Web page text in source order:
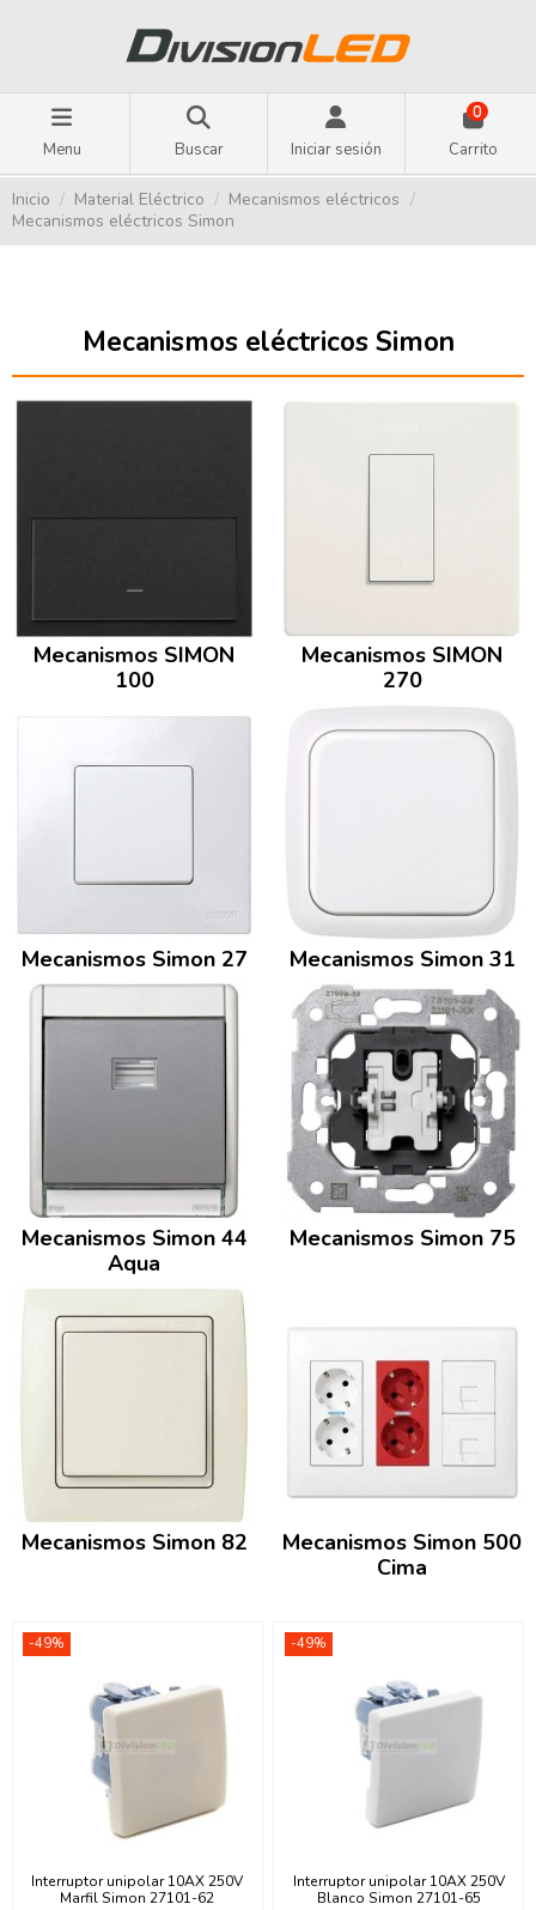
Menu Buscar Iniciar sesión
0
Carrito
Inicio Material Eléctrico
Mecanismos eléctricos
Mecanismos eléctricos Simon
Mecanismos eléctricos Simon
Mecanismos SIMON
100
Mecanismos SIMON
270
Mecanismos Simon 27 Mecanismos Simon 31
Mecanismos Simon 44
Aqua
Mecanismos Simon 75
Mecanismos Simon 82
Mecanismos Simon 500
Cima
-49%
Interruptor unipolar 10AX 250V
Marfil Simon 27101-62
-49%
Interruptor unipolar 10AX 250V
Blanco Simon 27101-65